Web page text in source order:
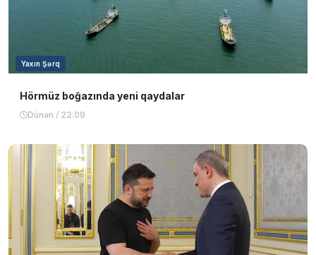
Yaxın Şərq
Hörmüz boğazında yeni qaydalar
Dünən / 22:09